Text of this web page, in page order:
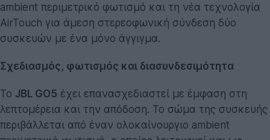
ambient περιμετρικό φωτισμό και τη νέα τεχνολογία
AirTouch για άμεση στερεοφωνική σύνδεση δύο
συσκευών με ένα μόνο άγγιγμα.
Σχεδιασμός, φωτισμός και διασυνδεσιμότητα
Το JBL GO5 έχει επανασχεδιαστεί με έμφαση στη
λεπτομέρεια και την απόδοση. Το σώμα της συσκευής
περιβάλλεται από έναν ολοκαίνουργιο ambient